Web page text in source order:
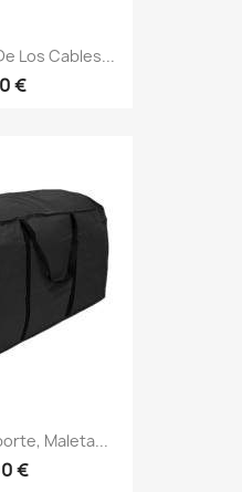
Los Cables...
€
Maleta...
€